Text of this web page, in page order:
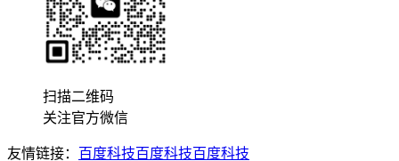
扫描二维码
关注官方微信
友情链接： 百度科技百度科技百度科技